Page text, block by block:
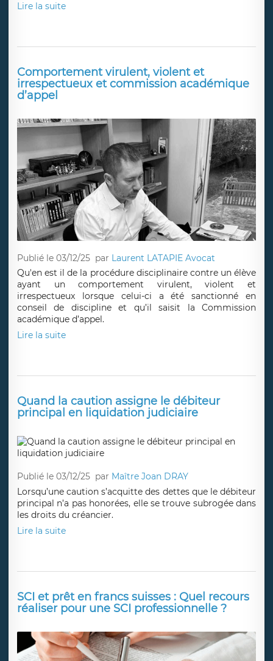
Lire la suite
Comportement virulent, violent et
irrespectueux et commission académique
d’appel
Publié le 03/12/25 par Laurent LATAPIE Avocat
Qu'en est il de la procédure disciplinaire contre un élève
ayant un comportement virulent, violent et
irrespectueux lorsque celui-ci a été sanctionné en
conseil de discipline et qu’il saisit la Commission
académique d’appel.
Lire la suite
Quand la caution assigne le débiteur
principal en liquidation judiciaire
Publié le 03/12/25 par Maître Joan DRAY
Lorsqu’une caution s’acquitte des dettes que le débiteur
principal n’a pas honorées, elle se trouve subrogée dans
les droits du créancier.
Lire la suite
SCI et prêt en francs suisses : Quel recours
réaliser pour une SCI professionnelle ?